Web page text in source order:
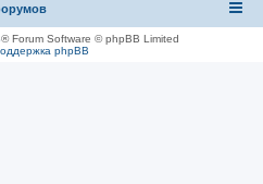
® Forum Software © phpBB Limited
phpBB